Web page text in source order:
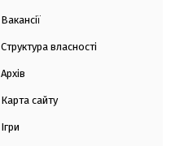
Вакансії
Структура власності
Архів
Карта сайту
Ігри